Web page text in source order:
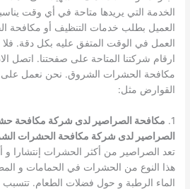
الخدمة التي يريدها متاحة في أي وقت
العميل بطلب خدمات التنظيف أو مكافحة
العمل في الوقت المتفق عليه بكل دقة. فلا
ارقام شركتنا المتاحة على صفحتنا. اتصل
مكافحة الحشرات الشروق. نحن نعمل على
القوارض مثل:
1. مكافحة الصراصير لدى شركة مكافحة
الصراصير لدى شركة مكافحة الحشرات
تعد الصراصير من أكثر الحشرات إنتشارا و
هذا النوع من الحشرات في الحمامات و
الماء الرطبة و حول فضلات الطعام.